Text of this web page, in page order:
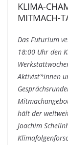
KLIMA-
MITMACH-
Das Futurium
18:00 Uhr den
Aktivist*innen
hält der
Joachim